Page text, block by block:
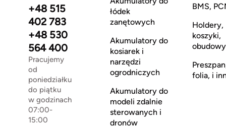
+48 515
402 783
+48 530
564 400
Pracujemy
od
poniedziałku
do piątku
w godzinach
07:00-
15:00
łódek
zanętowych
Akumulatory do
kosiarek i
narzędzi
ogrodniczych
Akumulatory do
modeli zdalnie
sterowanych i
dronów
BMS,
Holdery,
koszyki,
obudowy
folia, i